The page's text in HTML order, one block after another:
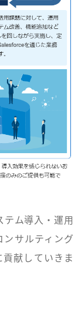
ム導入・運用
サルティング
献していきま